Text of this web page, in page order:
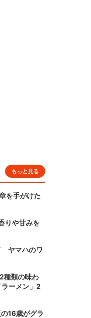
もっと見る
を手がけた
りや甘みを
ヤマハのワ
種類の味わ
ーメン」2
16歳がグラ